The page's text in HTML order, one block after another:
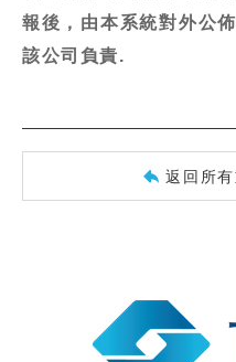
報後，由本系統對外公
該公司負責.
返回所